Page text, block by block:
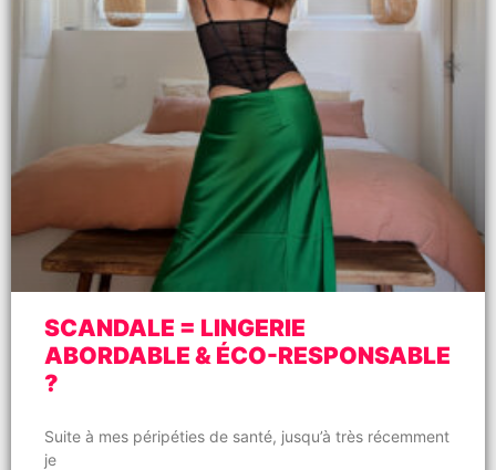
SCANDALE = LINGERIE
ABORDABLE & ÉCO-RESPONSABLE
?
Suite à mes péripéties de santé, jusqu’à très récemment
je